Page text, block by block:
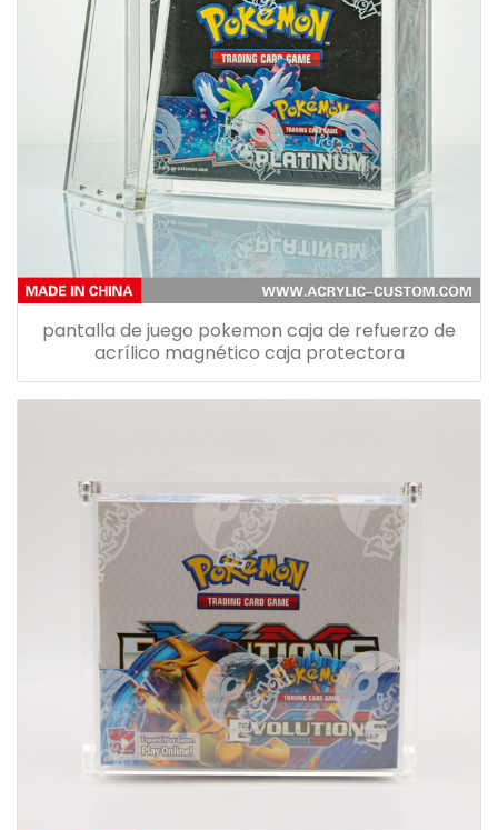
pantalla de juego pokemon caja de refuerzo de
acrílico magnético caja protectora